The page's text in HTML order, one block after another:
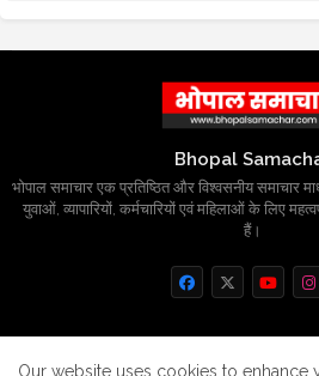
Bhopal
भोपाल समाचार एक प्रतिष्ठित और विश्वसनीय समाचार
युवाओं, व्यापारियों, कर्मचारियों एवं महिलाओं के लिए
हैं।
Home About Contact us
Our website uses cookies to enhance